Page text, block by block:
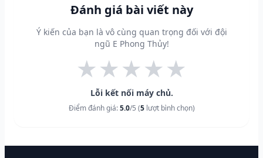
Đánh giá bài viết này
Ý kiến của bạn là vô cùng quan trọng đối với đội
ngũ E Phong Thủy!
★★★★★
Lỗi kết nối máy chủ.
Điểm đánh giá:5.0/5 (5lượt bình chọn)